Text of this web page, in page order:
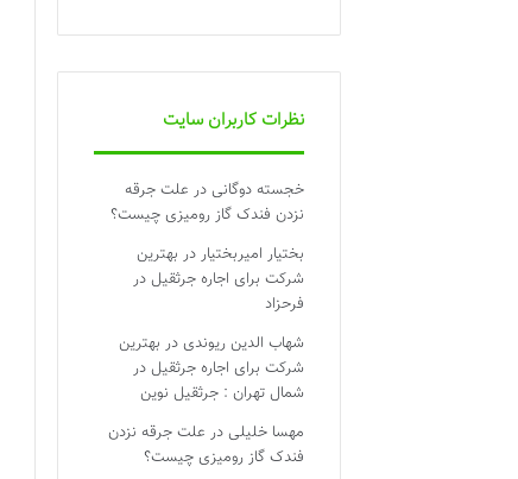
نظرات کاربران سایت
خجسته دوگانی در علت جرقه
نزدن فندک گاز رومیزی چیست؟
بختیار امیربختیار در بهترین
شرکت برای اجاره جرثقیل در
فرحزاد
شهاب الدین ریوندی در بهترین
شرکت برای اجاره جرثقیل در
شمال تهران : جرثقیل نوین
مهسا خلیلی در علت جرقه نزدن
فندک گاز رومیزی چیست؟